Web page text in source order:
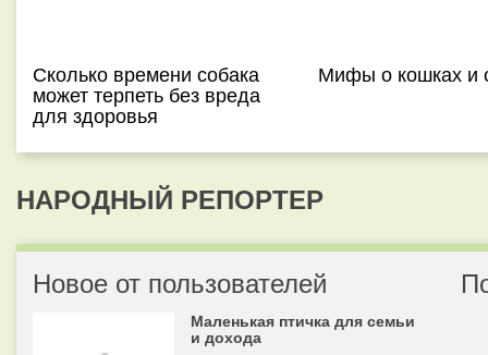
Сколько времени собака
может терпеть без вреда
для здоровья
Мифы о кошках и
НАРОДНЫЙ РЕПОРТЕР
Новое от пользователей
Маленькая птичка для семьи
и дохода